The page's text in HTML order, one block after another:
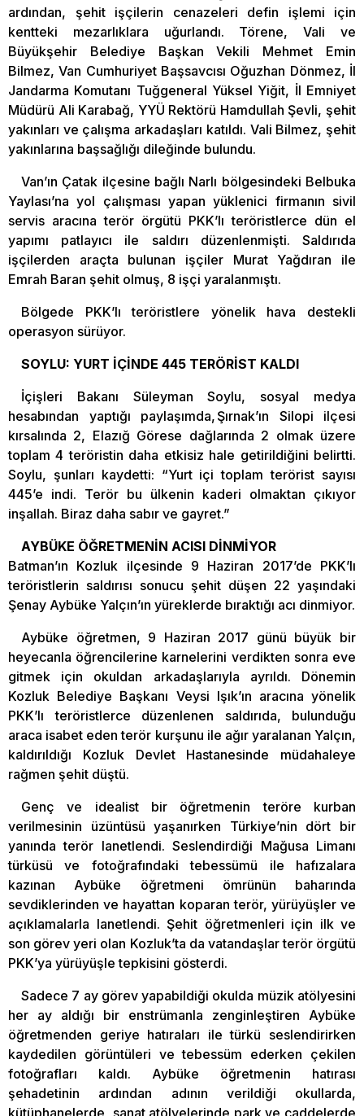
ardından, şehit işçilerin cenazeleri defin işlemi için
kentteki mezarlıklara uğurlandı. Törene, Vali ve
Büyükşehir Belediye Başkan Vekili Mehmet Emin
Bilmez, Van Cumhuriyet Başsavcısı Oğuzhan Dönmez, İl
Jandarma Komutanı Tuğgeneral Yüksel Yiğit, İl Emniyet
Müdürü Ali Karabağ, YYÜ Rektörü Hamdullah Şevli, şehit
yakınları ve çalışma arkadaşları katıldı. Vali Bilmez, şehit
yakınlarına başsağlığı dileğinde bulundu.
Van’ın Çatak ilçesine bağlı Narlı bölgesindeki Belbuka
Yaylası’na yol çalışması yapan yüklenici firmanın sivil
servis aracına terör örgütü PKK’lı teröristlerce dün el
yapımı patlayıcı ile saldırı düzenlenmişti. Saldırıda
işçilerden araçta bulunan işçiler Murat Yağdıran ile
Emrah Baran şehit olmuş, 8 işçi yaralanmıştı.
Bölgede PKK’lı teröristlere yönelik hava destekli
operasyon sürüyor.
SOYLU: YURT İÇİNDE 445 TERÖRİST KALDI
İçişleri Bakanı Süleyman Soylu, sosyal medya
hesabından yaptığı paylaşımda, Şırnak’ın Silopi ilçesi
kırsalında 2, Elazığ Görese dağlarında 2 olmak üzere
toplam 4 teröristin daha etkisiz hale getirildiğini belirtti.
Soylu, şunları kaydetti: “Yurt içi toplam terörist sayısı
445’e indi. Terör bu ülkenin kaderi olmaktan çıkıyor
inşallah. Biraz daha sabır ve gayret.”
AYBÜKE ÖĞRETMENİN ACISI DİNMİYOR
Batman’ın Kozluk ilçesinde 9 Haziran 2017’de PKK’lı
teröristlerin saldırısı sonucu şehit düşen 22 yaşındaki
Şenay Aybüke Yalçın’ın yüreklerde bıraktığı acı dinmiyor.
Aybüke öğretmen, 9 Haziran 2017 günü büyük bir
heyecanla öğrencilerine karnelerini verdikten sonra eve
gitmek için okuldan arkadaşlarıyla ayrıldı. Dönemin
Kozluk Belediye Başkanı Veysi Işık’ın aracına yönelik
PKK’lı teröristlerce düzenlenen saldırıda, bulunduğu
araca isabet eden terör kurşunu ile ağır yaralanan Yalçın,
kaldırıldığı Kozluk Devlet Hastanesinde müdahaleye
rağmen şehit düştü.
Genç ve idealist bir öğretmenin teröre kurban
verilmesinin üzüntüsü yaşanırken Türkiye’nin dört bir
yanında terör lanetlendi. Seslendirdiği Mağusa Limanı
türküsü ve fotoğrafındaki tebessümü ile hafızalara
kazınan Aybüke öğretmeni ömrünün baharında
sevdiklerinden ve hayattan koparan terör, yürüyüşler ve
açıklamalarla lanetlendi. Şehit öğretmenleri için ilk ve
son görev yeri olan Kozluk’ta da vatandaşlar terör örgütü
PKK’ya yürüyüşle tepkisini gösterdi.
Sadece 7 ay görev yapabildiği okulda müzik atölyesini
her ay aldığı bir enstrümanla zenginleştiren Aybüke
öğretmenden geriye hatıraları ile türkü seslendirirken
kaydedilen görüntüleri ve tebessüm ederken çekilen
fotoğrafları kaldı. Aybüke öğretmenin hatırası
şehadetinin ardından adının verildiği okullarda,
kütüphanelerde, sanat atölyelerinde park ve caddelerde